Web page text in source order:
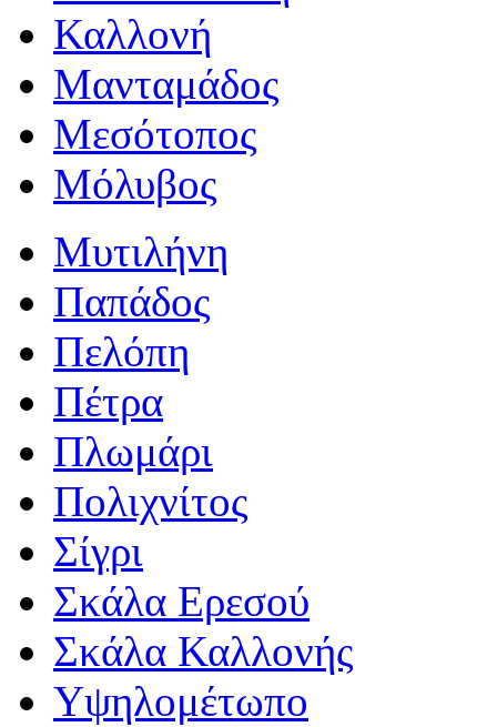
Καλλονή
Μανταμάδος
Μεσότοπος
Μόλυβος
Μυτιλήνη
Παπάδος
Πελόπη
Πέτρα
Πλωμάρι
Πολιχνίτος
Σίγρι
Σκάλα Ερεσού
Σκάλα Καλλονής
Υψηλομέτωπο